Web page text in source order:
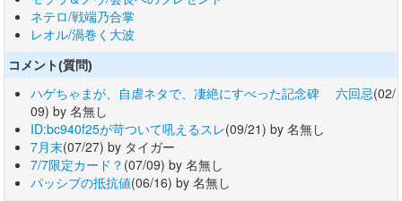
ネテロ/戦端乃合掌
レオル/渦巻く大波
コメント(質問)
ハゲちゃまが、自虐ネタで、凄絶にすべった記念碑 六回忌(02/
09) by 名無し
ID:bc940f25が苛ついて吼えるスレ(09/21) by 名無し
7月末(07/27) by タイガー
7/7限定カード？ (07/09) by 名無し
パッシブの抵抗値(06/16) by 名無し